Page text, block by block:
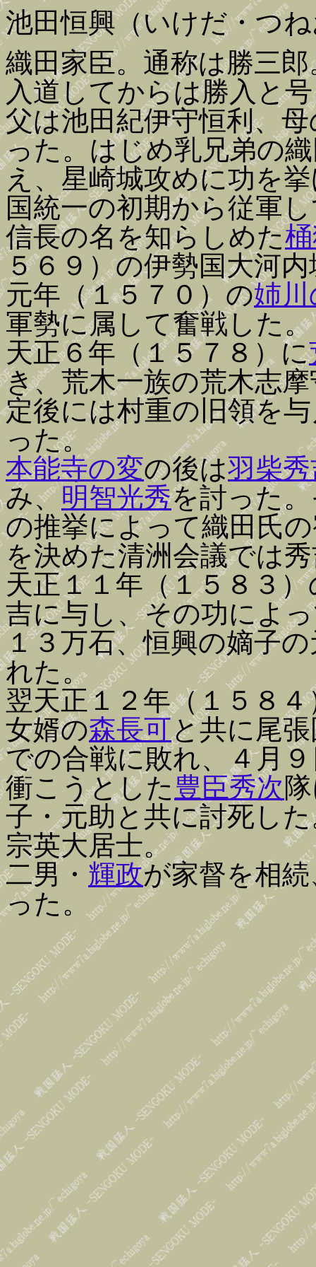
池田恒興（いけだ・つ
織田家臣。通称は勝三
入道してからは勝入と
父は池田紀伊守恒利、
った。はじめ乳兄弟の
え、星崎城攻めに功を
国統一の初期から従軍
信長の名を知らしめた
５６９）の伊勢国大河
元年（１５７０）の姉川
軍勢に属して奮戦した。
天正６年（１５７８）に
き、荒木一族の荒木志
定後には村重の旧領を
った。
本能寺の変の後は羽柴
み、 明智光秀を討った
の推挙によって織田氏
を決めた清洲会議では
天正１１年（１５８３）
吉に与し、その功によ
１３万石、恒興の嫡子
れた。
翌天正１２年（１５８４
女婿の森長可と共に尾
での合戦に敗れ、４月
衝こうとした 豊臣秀次
子・元助と共に討死し
宗英大居士。
二男・ 輝政が家督を相
った。